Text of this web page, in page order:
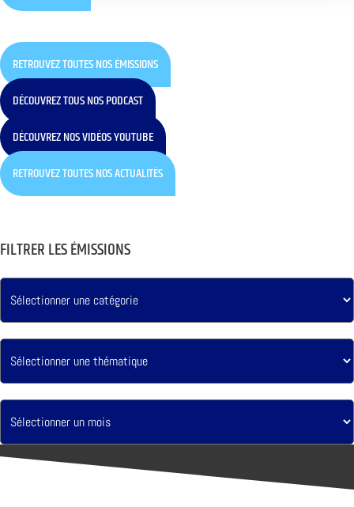
RETROUVEZ TOUTES NOS ÉMISSIONS
DÉCOUVREZ TOUS NOS PODCAST
DÉCOUVREZ NOS VIDÉOS YOUTUBE
RETROUVEZ TOUTES NOS ACTUALITÉS
FILTRER LES ÉMISSIONS